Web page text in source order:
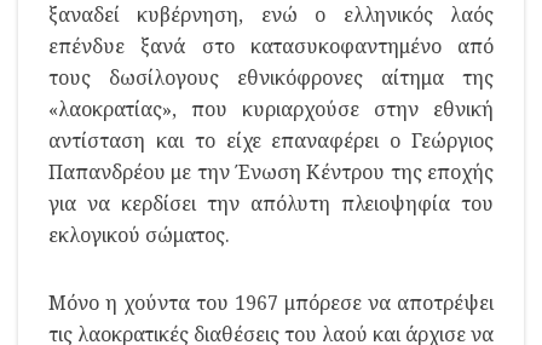
ξαναδεί κυβέρνηση, ενώ ο ελληνικός λαός
επένδυε ξανά στο κατασυκοφαντημένο από
τους δωσίλογους εθνικόφρονες αίτημα της
«λαοκρατίας», που κυριαρχούσε στην εθνική
αντίσταση και το είχε επαναφέρει ο Γεώργιος
Παπανδρέου με την Ένωση Κέντρου της εποχής
για να κερδίσει την απόλυτη πλειοψηφία του
εκλογικού σώματος.
Μόνο η χούντα του 1967 μπόρεσε να αποτρέψει
τις λαοκρατικές διαθέσεις του λαού και άρχισε να